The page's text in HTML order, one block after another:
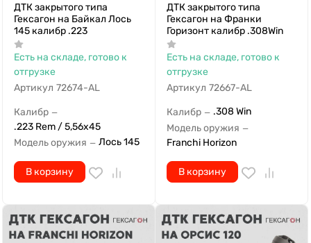
ДТК закрытого типа
Гексагон на Байкал Лось
145 калибр .223
Есть на складе, готово к
отгрузке
Артикул 72674-AL
Калибр —
.223 Rem / 5,56x45
Модель оружия — Лось 145
В корзину
ДТК закрытого типа
Гексагон на Франки
Горизонт калибр .308Win
Есть на складе, готово к
отгрузке
Артикул 72667-AL
Калибр — .308 Win
Модель оружия —
Franchi Horizon
В корзину